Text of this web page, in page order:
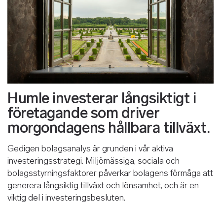
Humle investerar långsiktigt i
företagande som driver
morgondagens hållbara tillväxt.
Gedigen bolagsanalys är grunden i vår aktiva
investeringsstrategi. Miljömässiga, sociala och
bolagsstyrningsfaktorer påverkar bolagens förmåga att
generera långsiktig tillväxt och lönsamhet, och är en
viktig del i investeringsbesluten.